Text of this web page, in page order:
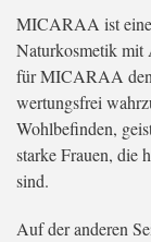
MICARAA ist eine
Naturkosmetik mit
für MICARAA den
wertungsfrei
Wohlbefinden,
starke Frauen, die
sind.
Auf der anderen